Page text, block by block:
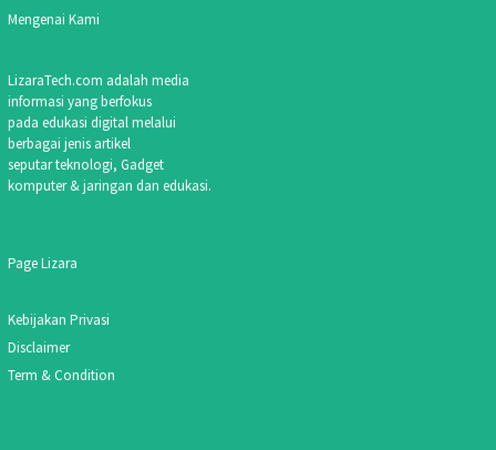
Mengenai Kami
LizaraTech.com adalah media
informasi yang berfokus
pada edukasi digital melalui
berbagai jenis artikel
seputar teknologi, Gadget
komputer & jaringan dan edukasi.
Page Lizara
Kebijakan Privasi
Disclaimer
Term & Condition